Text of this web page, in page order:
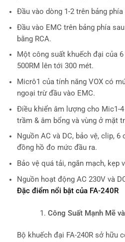
Đầu vào dòng 1-2 trên bảng phía
Đầu vào EMC trên bảng phía
bằng RCA.
Một công suất khuếch đại của
500RM lên tới 300 mét.
Micrô1 của tính năng VOX có
ngoại trừ đầu vào EMC.
Điều khiển âm lượng cho Mic1-
trầm & âm bổng và vùng ở mặt
Nguồn AC và DC, bảo vệ, clip,
đồng hồ đo mức đầu ra.
Bảo vệ quá tải, ngắn mạch, kẹp
Nguồn hoạt động AC 230V và
Đặc điểm nổi bật của FA-240R
Công Suất Mạnh Mẽ
Bộ khuếch đại FA-240R sở hữu